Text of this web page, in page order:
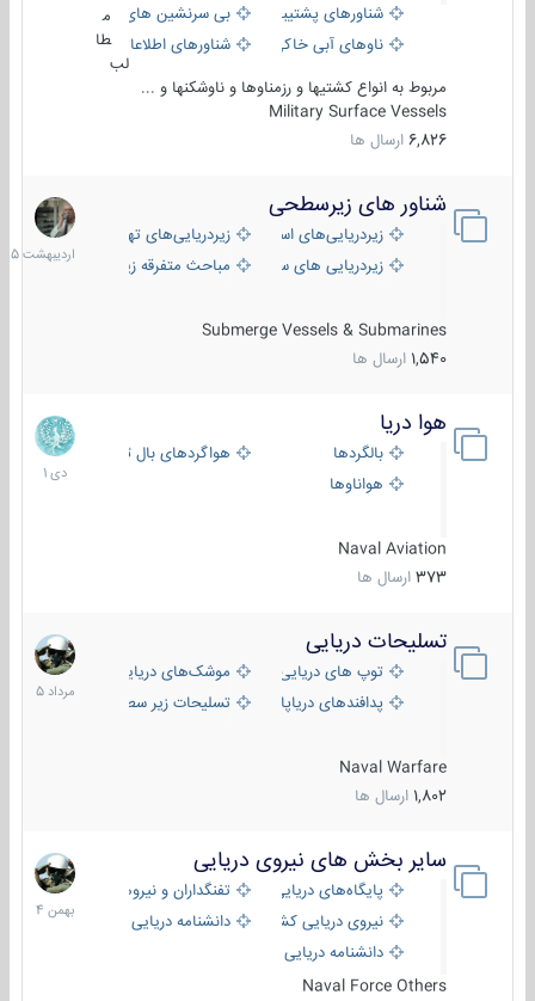
شناورهای پشتیبانی
بی سرنشین های دریایی
ناوهای آبی خاکی و نیروبرشناورهای اطلاعاتی و جاسوسی
طا
لب
مربوط به انواع کشتیها و رزمناوها و ناوشکنها و ...
Military Surface Vessels
6,826 ارسال ها
شناور های زیرسطحی
زیردریایی‌های استراتژیکزیردریایی‌های تهاجمی
زیردریایی های سبک
مباحث متفرقه زیرسطحی
Submerge Vessels & Submarines
1,540 ارسال ها
31
1405
هوا دریا
بالگردها
هواگردهای بال ثابت
هواناوها
Naval Aviation
373 ارسال ها
12
دی
1401
تسلیحات دریایی
توپ های دریایی
موشک‌های دریایی
پدافندهای دریاپایه
تسلیحات زیر سطحی
Naval Warfare
1,802 ارسال ها
2
مرداد
1405
سایر بخش های نیروی دریایی
پایگاه‌های دریایی
تفنگداران و نیروهای ویژه‌ی دریایی
نیروی دریایی کشورهای مختلفدانشنامه دریایی
دانشنامه دریایی کپی
Naval Force Others
22
بهمن
1404